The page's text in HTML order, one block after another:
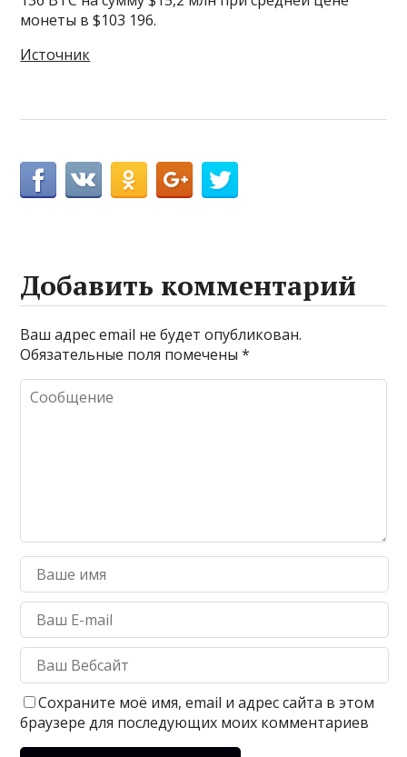
монеты в $103 196.
Источник
Добавить комментарий
Ваш адрес email не будет опубликован.
Обязательные поля помечены*
Сохраните моё имя, email и адрес сайта в этом
браузере для последующих моих комментариев